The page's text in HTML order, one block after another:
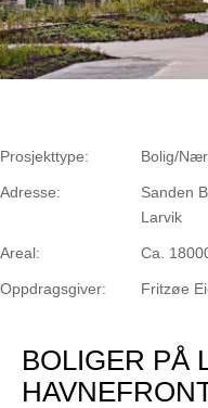
Prosjekttype: Bolig/
Adresse:
Sanden
Larvik
Areal: Ca.
Oppdragsgiver: Fritzøe
BOLIGER PÅ